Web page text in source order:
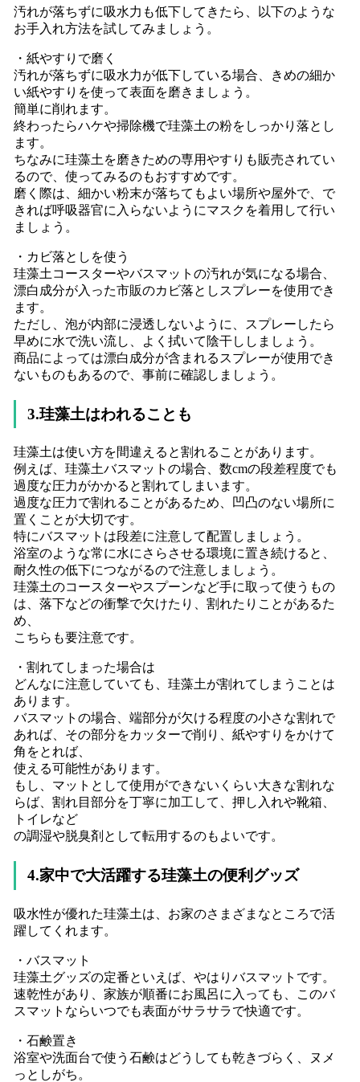
汚れが落ちずに吸水力も低下してきたら、以下のような
お手入れ方法を試してみましょう。
・紙やすりで磨く
汚れが落ちずに吸水力が低下している場合、きめの細か
い紙やすりを使って表面を磨きましょう。
簡単に削れます。
終わったらハケや掃除機で珪藻土の粉をしっかり落とし
ます。
ちなみに珪藻土を磨きための専用やすりも販売されてい
るので、使ってみるのもおすすめです。
磨く際は、細かい粉末が落ちてもよい場所や屋外で、で
きれば呼吸器官に入らないようにマスクを着用して行い
ましょう。
・カビ落としを使う
珪藻土コースターやバスマットの汚れが気になる場合、
漂白成分が入った市販のカビ落としスプレーを使用でき
ます。
ただし、泡が内部に浸透しないように、スプレーしたら
早めに水で洗い流し、よく拭いて陰干ししましょう。
商品によっては漂白成分が含まれるスプレーが使用でき
ないものもあるので、事前に確認しましょう。
3.珪藻土はわれることも
珪藻土は使い方を間違えると割れることがあります。
例えば、珪藻土バスマットの場合、数cmの段差程度でも
過度な圧力がかかると割れてしまいます。
過度な圧力で割れることがあるため、凹凸のない場所に
置くことが大切です。
特にバスマットは段差に注意して配置しましょう。
浴室のような常に水にさらさせる環境に置き続けると、
耐久性の低下につながるので注意しましょう。
珪藻土のコースターやスプーンなど手に取って使うもの
は、落下などの衝撃で欠けたり、割れたりことがあるた
め、
こちらも要注意です。
・割れてしまった場合は
どんなに注意していても、珪藻土が割れてしまうことは
あります。
バスマットの場合、端部分が欠ける程度の小さな割れで
あれば、その部分をカッターで削り、紙やすりをかけて
角をとれば、
使える可能性があります。
もし、マットとして使用ができないくらい大きな割れな
らば、割れ目部分を丁寧に加工して、押し入れや靴箱、
トイレなど
の調湿や脱臭剤として転用するのもよいです。
4.家中で大活躍する珪藻土の便利グッズ
吸水性が優れた珪藻土は、お家のさまざまなところで活
躍してくれます。
・バスマット
珪藻土グッズの定番といえば、やはりバスマットです。
速乾性があり、家族が順番にお風呂に入っても、このバ
スマットならいつでも表面がサラサラで快適です。
・石鹸置き
浴室や洗面台で使う石鹸はどうしても乾きづらく、ヌメ
っとしがち。